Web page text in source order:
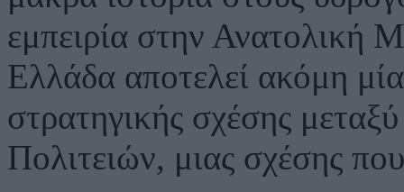
εμπειρία στην Ανατολική
Ελλάδα αποτελεί ακόμη
στρατηγικής σχέσης
Πολιτειών, μιας σχέσης